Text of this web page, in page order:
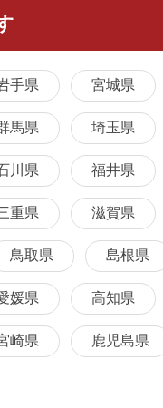
手県 宮城県
馬県 埼玉県
川県 福井県
重県 滋賀県
鳥取県 島根県
媛県 高知県
崎県 鹿児島県